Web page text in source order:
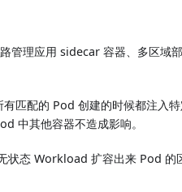
管理应用 sidecar 容器、多区域
匹配的 Pod 创建的时候都注入
中其他容器不造成影响。
态 Workload 扩容出来 Pod 的